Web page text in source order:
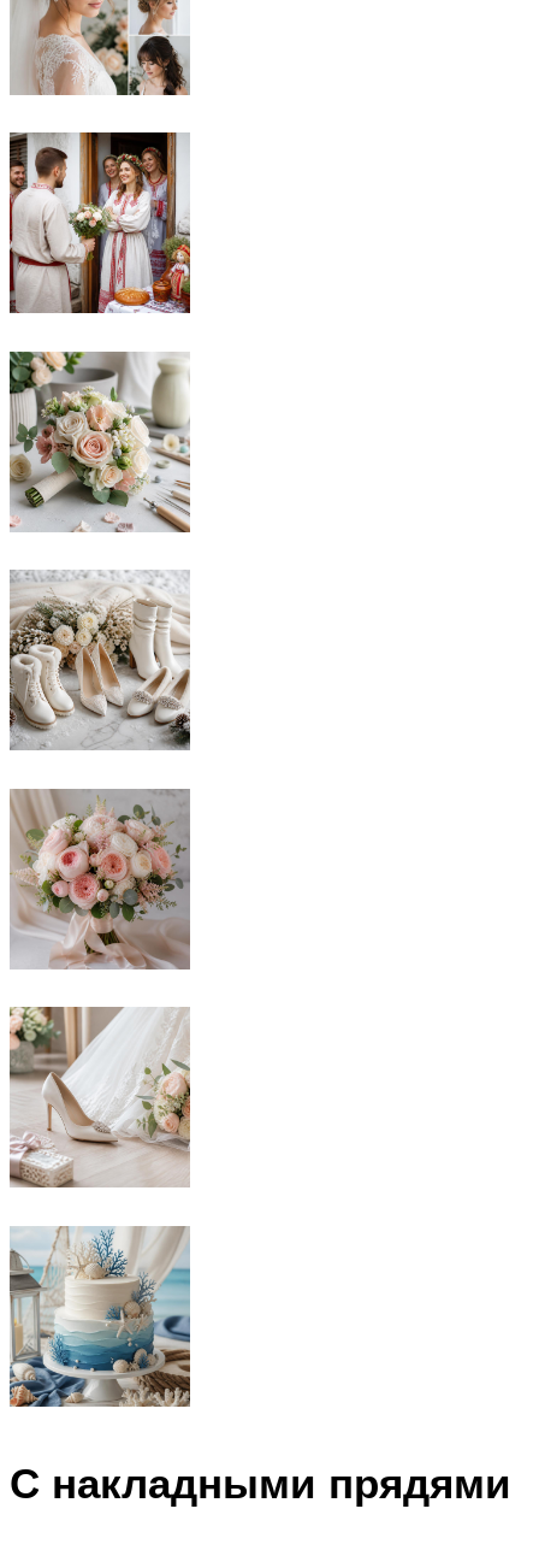
С накладными прядями